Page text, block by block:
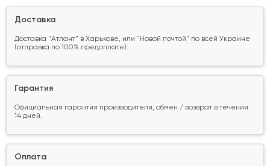
Доставка
Доставка "Атлант" в Харькове, или "Новой почтой" по всей Украине
(отправка по 100% предоплате).
Гарантия
Официальная гарантия производителя, обмен / возврат в течении
14 дней.
Оплата